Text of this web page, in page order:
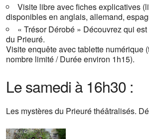
Visite libre avec fiches explicatives
disponibles en anglais, allemand,
« Trésor Dérobé » Découvrez qui
du Prieuré.
Visite enquête avec tablette numérique
nombre limité / Durée environ 1h15).
Le samedi à 16h30 :
Les mystères du Prieuré théâtralisés.